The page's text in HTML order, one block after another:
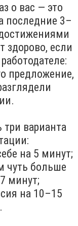
о вас — это
последние 3–
здорово, если
предложение,
варианта
на 5 минут;
чуть больше
минут;
на 10–15